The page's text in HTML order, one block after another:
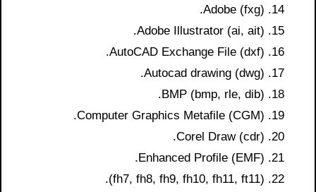
Adobe (fxg).
Adobe Illustrator (ai, ait).
AutoCAD Exchange File (dxf).
Autocad drawing (dwg).
BMP (bmp, rle, dib).
Computer Graphics Metafile (CGM).
Corel Draw (cdr).
Enhanced Profile (EMF).
(fh7, fh8, fh9, fh10, fh11, ft11).